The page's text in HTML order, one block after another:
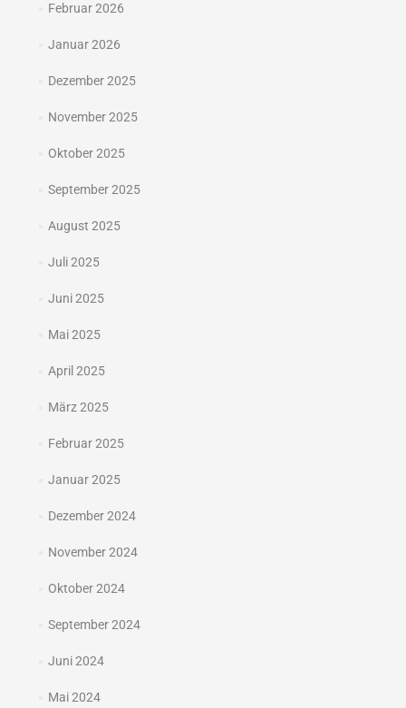
Februar 2026
Januar 2026
Dezember 2025
November 2025
Oktober 2025
September 2025
August 2025
Juli 2025
Juni 2025
Mai 2025
April 2025
März 2025
Februar 2025
Januar 2025
Dezember 2024
November 2024
Oktober 2024
September 2024
Juni 2024
Mai 2024